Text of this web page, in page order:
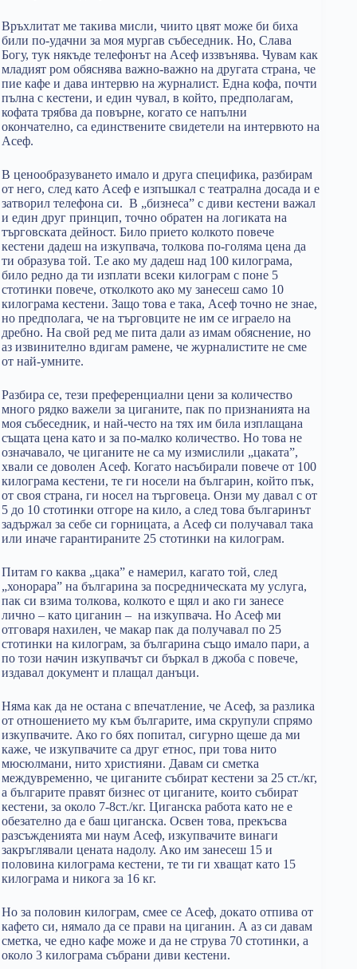
Връхлитат ме такива мисли, чиито цвят може би биха
били по-удачни за моя мургав събеседник. Но, Слава
Богу, тук някъде телефонът на Асеф иззвънява. Чувам как
младият ром обяснява важно-важно на другата страна, че
пие кафе и дава интервю на журналист. Една кофа, почти
пълна с кестени, и един чувал, в който, предполагам,
кофата трябва да повърне, когато се напълни
окончателно, са единствените свидетели на интервюто на
Асеф.
В ценообразуването имало и друга специфика, разбирам
от него, след като Асеф е изпъшкал с театрална досада и е
затворил телефона си. В „бизнеса” с диви кестени важал
и един друг принцип, точно обратен на логиката на
търговската дейност. Било прието колкото повече
кестени дадеш на изкупвача, толкова по-голяма цена да
ти образува той. Т.е ако му дадеш над 100 килограма,
било редно да ти изплати всеки килограм с поне 5
стотинки повече, отколкото ако му занесеш само 10
килограма кестени. Защо това е така, Асеф точно не знае,
но предполага, че на търговците не им се играело на
дребно. На свой ред ме пита дали аз имам обяснение, но
аз извинително вдигам рамене, че журналистите не сме
от най-умните.
Разбира се, тези преференциални цени за количество
много рядко важели за циганите, пак по признанията на
моя събеседник, и най-често на тях им била изплащана
същата цена като и за по-малко количество. Но това не
означавало, че циганите не са му измислили „цаката”,
хвали се доволен Асеф. Когато насъбирали повече от 100
килограма кестени, те ги носели на българин, който пък,
от своя страна, ги носел на търговеца. Онзи му давал с от
5 до 10 стотинки отгоре на кило, а след това българинът
задържал за себе си горницата, а Асеф си получавал така
или иначе гарантираните 25 стотинки на килограм.
Питам го каква „цака” е намерил, кагато той, след
„хонорара” на българина за посредническата му услуга,
пак си взима толкова, колкото е щял и ако ги занесе
лично – като циганин – на изкупвача. Но Асеф ми
отговаря нахилен, че макар пак да получавал по 25
стотинки на килограм, за българина също имало пари, а
по този начин изкупвачът си бъркал в джоба с повече,
издавал документ и плащал данъци.
Няма как да не остана с впечатление, че Асеф, за разлика
от отношението му към българите, има скрупули спрямо
изкупвачите. Ако го бях попитал, сигурно щеше да ми
каже, че изкупвачите са друг етнос, при това нито
мюсюлмани, нито християни. Давам си сметка
междувременно, че циганите събират кестени за 25 ст./кг,
а българите правят бизнес от циганите, които събират
кестени, за около 7-8ст./кг. Циганска работа като не е
обезателно да е баш циганска. Освен това, прекъсва
разсъжденията ми наум Асеф, изкупвачите винаги
закръглявали цената надолу. Ако им занесеш 15 и
половина килограма кестени, те ти ги хващат като 15
килограма и никога за 16 кг.
Но за половин килограм, смее се Асеф, докато отпива от
кафето си, нямало да се прави на циганин. А аз си давам
сметка, че едно кафе може и да не струва 70 стотинки, а
около 3 килограма събрани диви кестени.